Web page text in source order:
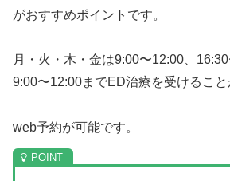
がおすすめポイントです。
月・火・木・金は9:00〜12:00、
9:00〜12:00までED治療を受けること
web予約が可能です。